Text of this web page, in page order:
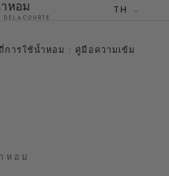
หอม TH
การใช้น้ำหอม : คู่มือความเข้ม
หอม